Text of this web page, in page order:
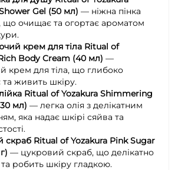
Gel (50 мл) — ніжна пінка
що очищає та огортає ароматом
крем для тіла Ritual of
Body Cream (40 мл) —
крем для тіла, що глибоко
живить шкіру.
Ritual of Yozakura Shimmering
мл) — легка олія з делікатним
яка надає шкірі сяйва та
скраб Ritual of Yozakura Pink Sugar
— цукровий скраб, що делікатно
робить шкіру гладкою.